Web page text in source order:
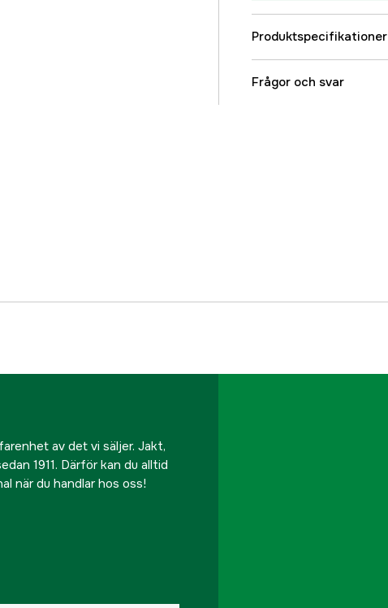
Produktspecifikationer
Referensnummer
Frågor och svar
av det vi säljer. Jakt,
1911. Därför kan du alltid
när du handlar hos oss!